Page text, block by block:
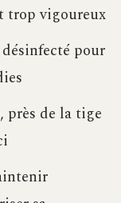
trop vigoureux
pour
près de la tige